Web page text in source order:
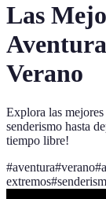
Las
Verano
Explora las
senderismo hasta
tiempo libre!
#aventura#verano#
extremos#